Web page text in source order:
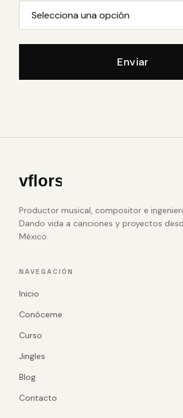
Enviar
Productor musical, compositor e
Dando vida a canciones y proyectos
México.
NAVEGACIÓN
Inicio
Conóceme
Curso
Jingles
Blog
Contacto